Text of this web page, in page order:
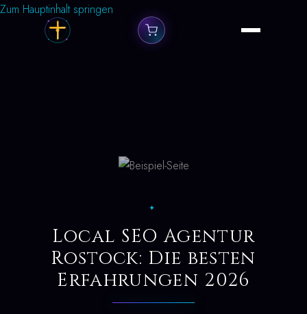
Zum Hauptinhalt springen
✦
Local SEO Agentur
Rostock: Die besten
Erfahrungen 2026